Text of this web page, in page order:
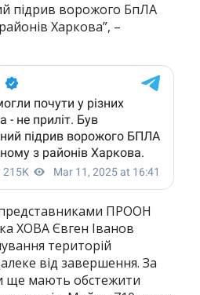
підрив ворожого БпЛА
Харкова”, –
представниками ПРООН
ХОВА Євген Іванов
територій
від завершення. За
ще мають обстежити